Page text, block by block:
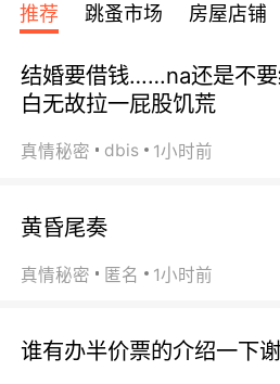
宾馆 108欧/天起
全程756欧/位
欧/天起 ~包
推荐 跳蚤市场 房屋店铺
结婚要借钱……na还是不
白无故拉一屁股饥荒
真情秘密 dbis 1小时前
黄昏尾奏
真情秘密 匿名 1小时前
谁有办半价票的介绍一下